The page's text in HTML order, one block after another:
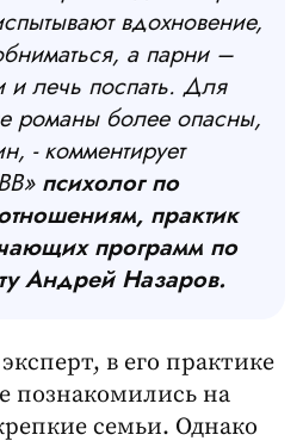
вдохновение,
а парни –
и лечь поспать. Для
романы более опасны,
- комментирует
психолог по
практик
программ по
Андрей Назаров.
в его практике
познакомились на
семьи. Однако